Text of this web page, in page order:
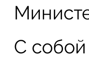
С собой